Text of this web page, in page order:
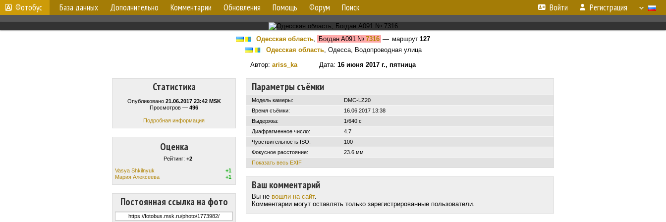
Фотобус База данных Дополнительно Комментарии Обновления Помощь Форум Поиск Войти Регистрация
Одесская область, Богдан А091 № 7316 — маршрут 127
Одесская область, Одесса, Водопроводная улица
Автор: ariss_kaДата: 16 июня 2017 г., пятница
Статистика
Опубликовано 21.06.2017 23:42 MSK
Просмотров — 496
Подробная информация
Оценка
Рейтинг: +2
Vasya Shkilnyuk
+1
Мария Алексеева
+1
Постоянная ссылка на фото
Параметры съёмки
Модель камеры:
DMC-LZ20
Время съёмки:
16.06.2017 13:38
Выдержка:
1/640 с
Диафрагменное число:
4.7
Чувствительность ISO:
100
Фокусное расстояние:
23.6 мм
Показать весь EXIF
Ваш комментарий
Вы не вошли на сайт.
Комментарии могут оставлять только зарегистрированные пользователи.